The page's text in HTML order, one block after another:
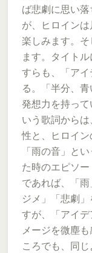
ば悲劇に思い
が、ヒロイン
楽しみます。
ます。タイト
すらも、「ア
る。「半分、
発想力を持っ
いう歌詞から
性と、ヒロイ
「雨の音」と
た時のエピソ
であれば、「
ジメ」「悲劇
すが、「アイ
メージを微塵
ころでも、同